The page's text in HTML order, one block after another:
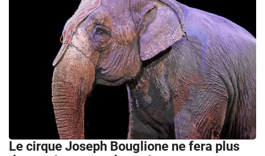
Le cirque Joseph Bouglione ne fera plus